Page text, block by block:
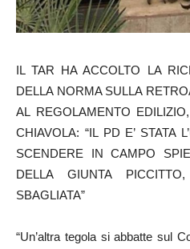
IL TAR HA ACCOLTO LA
DELLA NORMA SULLA
AL REGOLAMENTO
CHIAVOLA: “IL PD E’ STATA
SCENDERE IN CAMPO
DELLA GIUNTA
SBAGLIATA”
“Un’altra tegola si abbatte sul